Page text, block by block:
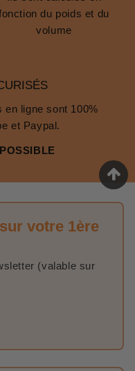
du poids et du
volume
en ligne sont 100%
et Paypal.
votre 1ère
(valable sur